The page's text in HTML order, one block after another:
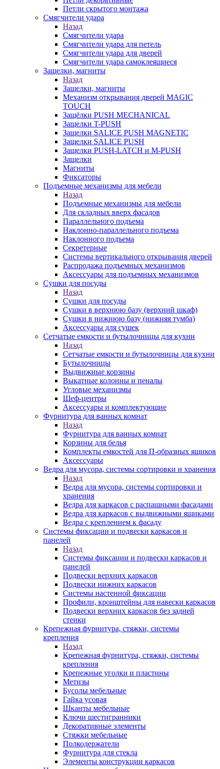
Петли скрытого монтажа
Смягчители удара
Назад
Смягчители удара
Смягчители удара для петель
Смягчители удара для дверей
Cмягчители удара самоклеящиеся
Защелки, магниты
Назад
Защелки, магниты
Механизм открывания дверей MAGIC
TOUCH
Защёлки PUSH MECHANICAL
Защелки T-PUSH
Защелки SALICE PUSH MAGNETIC
Защелки SALICE PUSH
Защелки PUSH-LATCH и M-PUSH
Защелки
Магниты
Фиксаторы
Подъемные механизмы для мебели
Назад
Подъемные механизмы для мебели
Для складных вверх фасадов
Параллельного подъема
Наклонно-параллельного подъема
Наклонного подъема
Секретерные
Системы вертикального открывания дверей
Распродажа подъемных механизмов
Аксессуары для подъемных механизмов
Сушки для посуды
Назад
Сушки для посуды
Сушки в верхнюю базу (верхний шкаф)
Сушки в нижнюю базу (нижняя тумба)
Аксессуары для сушек
Сетчатые емкости и бутылочницы для кухни
Назад
Сетчатые емкости и бутылочницы для кухни
Бутылочницы
Выдвижные корзины
Выкатные колонны и пеналы
Угловые механизмы
Шеф-центры
Аксессуары и комплектующие
Фурнитура для ванных комнат
Назад
Фурнитура для ванных комнат
Корзины для белья
Комплекты емкостей для П-образных ящиков
Аксессуары
Ведра для мусора, системы сортировки и хранения
Назад
Ведра для мусора, системы сортировки и
хранения
Ведра для каркасов с распашными фасадами
Ведра для каркасов с выдвижными ящиками
Ведра с креплением к фасаду
Системы фиксации и подвески каркасов и
панелей
Назад
Системы фиксации и подвески каркасов и
панелей
Подвески верхних каркасов
Подвески нижних каркасов
Системы настенной фиксации
Профили, кронштейны для навески каркасов
Подвески верхних каркасов без задней
стенки
Крепежная фурнитура, стяжки, системы
крепления
Назад
Крепежная фурнитура, стяжки, системы
крепления
Крепежные уголки и пластины
Метизы
Бусолы мебельные
Гайка усовая
Шканты мебельные
Ключи шестигранники
Декоративные элементы
Стяжки мебельные
Полкодержатели
Фурнитура для стекла
Элементы конструкции каркасов